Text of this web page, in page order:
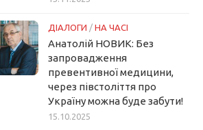
ДІАЛОГИ / НА ЧАСІ
Анатолій НОВИК: Без
запровадження
превентивної медицини,
через півстоліття про
Україну можна буде забути!
15.10.2025